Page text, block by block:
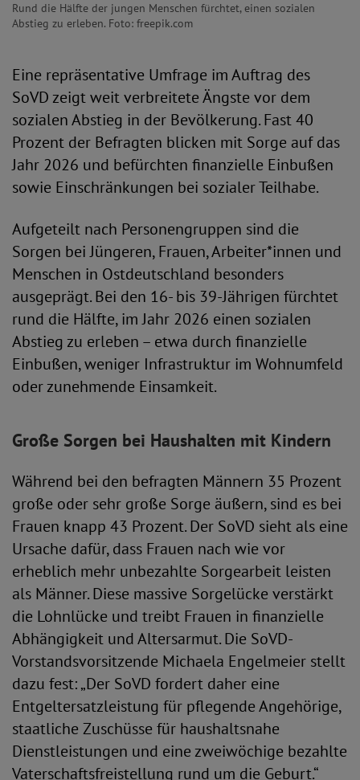
Rund die Hälfte der jungen Menschen fürchtet, einen sozialen
Abstieg zu erleben. Foto: freepik.com
Eine repräsentative Umfrage im Auftrag des
SoVD zeigt weit verbreitete Ängste vor dem
sozialen Abstieg in der Bevölkerung. Fast 40
Prozent der Befragten blicken mit Sorge auf das
Jahr 2026 und befürchten finanzielle Einbußen
sowie Einschränkungen bei sozialer Teilhabe.
Aufgeteilt nach Personengruppen sind die
Sorgen bei Jüngeren, Frauen, Arbeiter*innen und
Menschen in Ostdeutschland besonders
ausgeprägt. Bei den 16- bis 39-Jährigen fürchtet
rund die Hälfte, im Jahr 2026 einen sozialen
Abstieg zu erleben – etwa durch finanzielle
Einbußen, weniger Infrastruktur im Wohnumfeld
oder zunehmende Einsamkeit.
Große Sorgen bei Haushalten mit Kindern
Während bei den befragten Männern 35 Prozent
große oder sehr große Sorge äußern, sind es bei
Frauen knapp 43 Prozent. Der SoVD sieht als eine
Ursache dafür, dass Frauen nach wie vor
erheblich mehr unbezahlte Sorgearbeit leisten
als Männer. Diese massive Sorgelücke verstärkt
die Lohnlücke und treibt Frauen in finanzielle
Abhängigkeit und Altersarmut. Die SoVD-
Vorstandsvorsitzende Michaela Engelmeier stellt
dazu fest: „Der SoVD fordert daher eine
Entgeltersatzleistung für pflegende Angehörige,
staatliche Zuschüsse für haushaltsnahe
Dienstleistungen und eine zweiwöchige bezahlte
Vaterschaftsfreistellung rund um die Geburt.“